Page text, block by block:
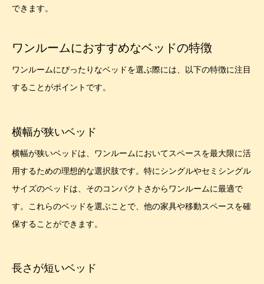
できます。
ワンルームにおすすめなベッドの特徴
ワンルームにぴったりなベッドを選ぶ際には、以下の特徴に注目
することがポイントです。
横幅が狭いベッド
横幅が狭いベッドは、ワンルームにおいてスペースを最大限に活
用するための理想的な選択肢です。特にシングルやセミシングル
サイズのベッドは、そのコンパクトさからワンルームに最適で
す。これらのベッドを選ぶことで、他の家具や移動スペースを確
保することができます。
長さが短いベッド